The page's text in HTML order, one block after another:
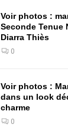
Voir photos :
Seconde Tenue
Diarra Thiès
0
Voir photos :
dans un look
charme
0